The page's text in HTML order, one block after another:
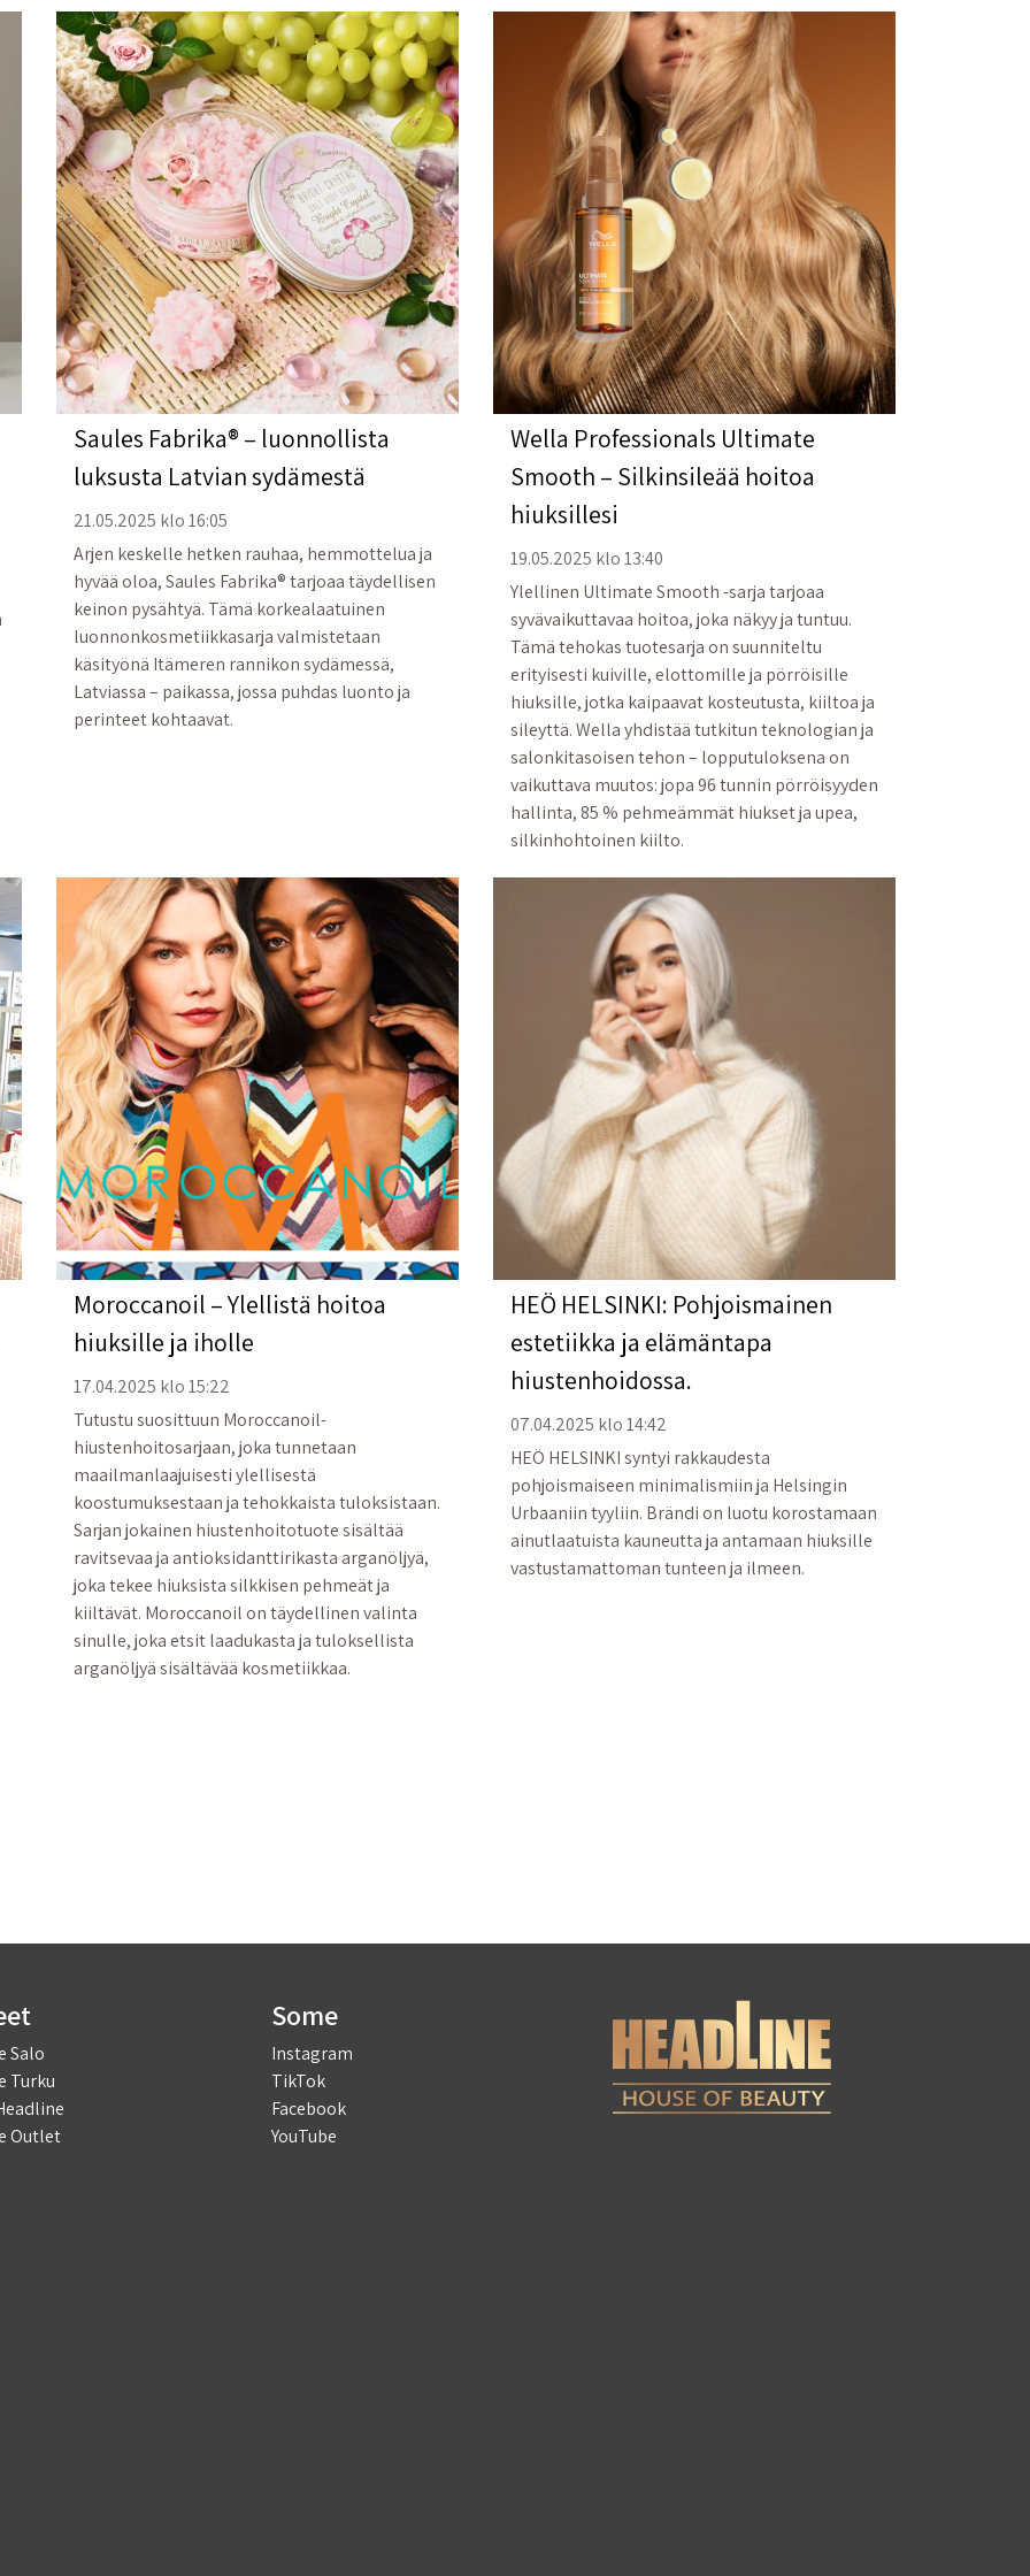
Saules Fabrika® – luonnollista
luksusta Latvian sydämestä
21.05.2025 klo 16:05
Arjen keskelle hetken rauhaa, hemmottelua ja
hyvää oloa, Saules Fabrika® tarjoaa täydellisen
keinon pysähtyä. Tämä korkealaatuinen
luonnonkosmetiikkasarja valmistetaan
käsityönä Itämeren rannikon sydämessä,
Latviassa – paikassa, jossa puhdas luonto ja
perinteet kohtaavat.
Wella Professionals Ultimate
Smooth – Silkinsileää hoitoa
hiuksillesi
19.05.2025 klo 13:40
Ylellinen Ultimate Smooth -sarja tarjoaa
syvävaikuttavaa hoitoa, joka näkyy ja tuntuu.
Tämä tehokas tuotesarja on suunniteltu
erityisesti kuiville, elottomille ja pörröisille
hiuksille, jotka kaipaavat kosteutusta, kiiltoa ja
sileyttä. Wella yhdistää tutkitun teknologian ja
salonkitasoisen tehon – lopputuloksena on
vaikuttava muutos: jopa 96 tunnin pörröisyyden
hallinta, 85 % pehmeämmät hiukset ja upea,
silkinhohtoinen kiilto.
Moroccanoil – Ylellistä hoitoa
hiuksille ja iholle
17.04.2025 klo 15:22
Tutustu suosittuun Moroccanoil-
hiustenhoitosarjaan, joka tunnetaan
maailmanlaajuisesti ylellisestä
koostumuksestaan ja tehokkaista tuloksistaan.
Sarjan jokainen hiustenhoitotuote sisältää
ravitsevaa ja antioksidanttirikasta arganöljyä,
joka tekee hiuksista silkkisen pehmeät ja
kiiltävät. Moroccanoil on täydellinen valinta
sinulle, joka etsit laadukasta ja tuloksellista
arganöljyä sisältävää kosmetiikkaa.
HEÖ HELSINKI: Pohjoismainen
estetiikka ja elämäntapa
hiustenhoidossa.
07.04.2025 klo 14:42
HEÖ HELSINKI syntyi rakkaudesta
pohjoismaiseen minimalismiin ja Helsingin
Urbaaniin tyyliin. Brändi on luotu korostamaan
ainutlaatuista kauneutta ja antamaan hiuksille
vastustamattoman tunteen ja ilmeen.
Salo
Turku
Outlet
Some
Instagram
TikTok
Facebook
YouTube